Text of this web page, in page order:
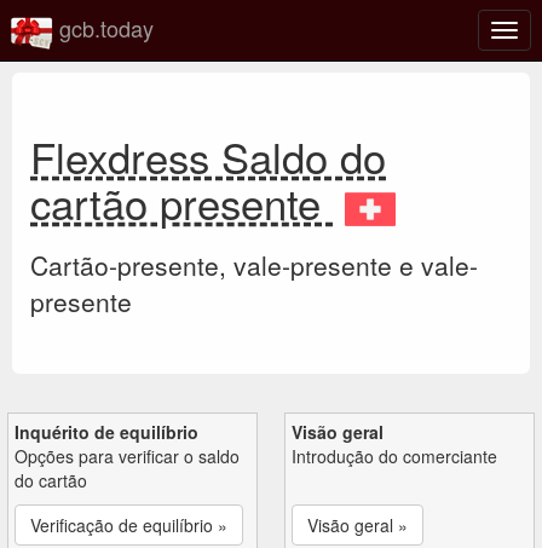
gcb.today
Flexdress Saldo do
cartão presente
Cartão-presente, vale-presente e vale-
presente
Inquérito de equilíbrio
Opções para verificar o saldo
do cartão
Verificação de equilíbrio »
Visão geral
Introdução do comerciante
Visão geral »